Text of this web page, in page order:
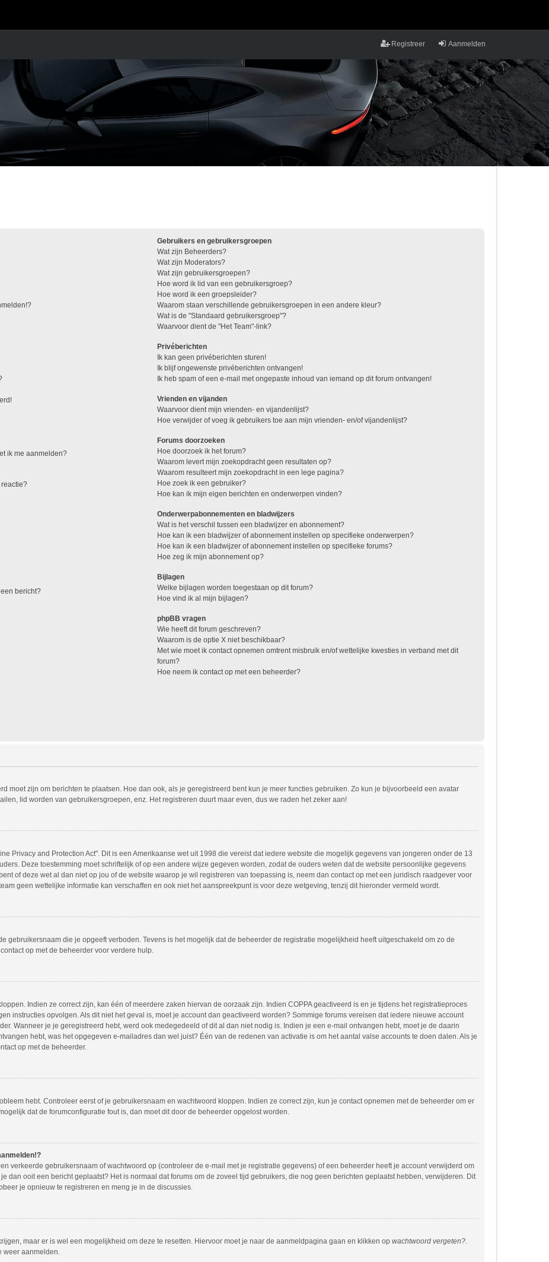
Aanmelden
Registreer
ik me aanmelden?
bericht?
Gebruikers en gebruikersgroepen
Wat zijn Beheerders?
Wat zijn Moderators?
Wat zijn gebruikersgroepen?
Hoe word ik lid van een gebruikersgroep?
Hoe word ik een groepsleider?
Waarom staan verschillende gebruikersgroepen in een andere kleur?
Wat is de "Standaard gebruikersgroep"?
Waarvoor dient de "Het Team"-link?
Privéberichten
Ik kan geen privéberichten sturen!
Ik blijf ongewenste privéberichten ontvangen!
Ik heb spam of een e-mail met ongepaste inhoud van iemand op dit forum ontvangen!
Vrienden en vijanden
Waarvoor dient mijn vrienden- en vijandenlijst?
Hoe verwijder of voeg ik gebruikers toe aan mijn vrienden- en/of vijandenlijst?
Forums doorzoeken
Hoe doorzoek ik het forum?
Waarom levert mijn zoekopdracht geen resultaten op?
Waarom resulteert mijn zoekopdracht in een lege pagina?
Hoe zoek ik een gebruiker?
Hoe kan ik mijn eigen berichten en onderwerpen vinden?
Onderwerpabonnementen en bladwijzers
Wat is het verschil tussen een bladwijzer en abonnement?
Hoe kan ik een bladwijzer of abonnement instellen op specifieke onderwerpen?
Hoe kan ik een bladwijzer of abonnement instellen op specifieke forums?
Hoe zeg ik mijn abonnement op?
Bijlagen
Welke bijlagen worden toegestaan op dit forum?
Hoe vind ik al mijn bijlagen?
phpBB vragen
Wie heeft dit forum geschreven?
Waarom is de optie X niet beschikbaar?
Met wie moet ik contact opnemen omtrent misbruik en/of wettelijke kwesties in verband met dit
forum?
Hoe neem ik contact op met een beheerder?
moet zijn om berichten te plaatsen. Hoe dan ook, als je geregistreerd bent kun je meer functies gebruiken. Zo kun je bijvoorbeeld een avatar
lid worden van gebruikersgroepen, enz. Het registreren duurt maar even, dus we raden het zeker aan!
Privacy and Protection Act". Dit is een Amerikaanse wet uit 1998 die vereist dat iedere website die mogelijk gegevens van jongeren onder de 13
Deze toestemming moet schriftelijk of op een andere wijze gegeven worden, zodat de ouders weten dat de website persoonlijke gegevens
of deze wet al dan niet op jou of de website waarop je wil registreren van toepassing is, neem dan contact op met een juridisch raadgever voor
geen wettelijke informatie kan verschaffen en ook niet het aanspreekpunt is voor deze wetgeving, tenzij dit hieronder vermeld wordt.
gebruikersnaam die je opgeeft verboden. Tevens is het mogelijk dat de beheerder de registratie mogelijkheid heeft uitgeschakeld om zo de
op met de beheerder voor verdere hulp.
Indien ze correct zijn, kan één of meerdere zaken hiervan de oorzaak zijn. Indien COPPA geactiveerd is en je tijdens het registratieproces
instructies opvolgen. Als dit niet het geval is, moet je account dan geactiveerd worden? Sommige forums vereisen dat iedere nieuwe account
Wanneer je je geregistreerd hebt, werd ook medegedeeld of dit al dan niet nodig is. Indien je een e-mail ontvangen hebt, moet je de daarin
hebt, was het opgegeven e-mailadres dan wel juist? Één van de redenen van activatie is om het aantal valse accounts te doen dalen. Als je
op met de beheerder.
hebt. Controleer eerst of je gebruikersnaam en wachtwoord kloppen. Indien ze correct zijn, kun je contact opnemen met de beheerder om er
dat de forumconfiguratie fout is, dan moet dit door de beheerder opgelost worden.
verkeerde gebruikersnaam of wachtwoord op (controleer de e-mail met je registratie gegevens) of een beheerder heeft je account verwijderd om
dan ooit een bericht geplaatst? Het is normaal dat forums om de zoveel tijd gebruikers, die nog geen berichten geplaatst hebben, verwijderen. Dit
je opnieuw te registreren en meng je in de discussies.
maar er is wel een mogelijkheid om deze te resetten. Hiervoor moet je naar de aanmeldpagina gaan en klikken op wachtwoord vergeten?.
weer aanmelden.